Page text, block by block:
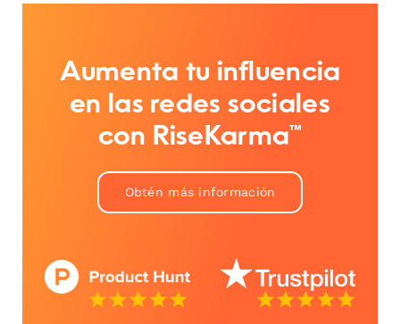
Aumenta tu influencia
en las redes sociales
con RiseKarma™
Obtén más información